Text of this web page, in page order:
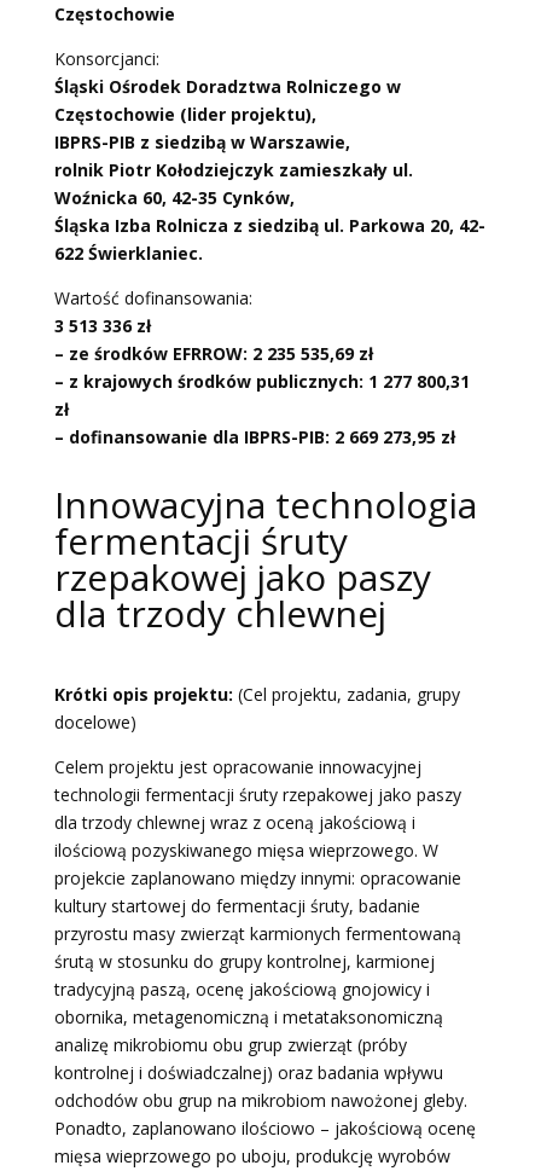
Częstochowie
Konsorcjanci:
Śląski Ośrodek Doradztwa Rolniczego w
Częstochowie (lider projektu),
IBPRS-PIB z siedzibą w Warszawie,
rolnik Piotr Kołodziejczyk zamieszkały ul.
Woźnicka 60, 42-35 Cynków,
Śląska Izba Rolnicza z siedzibą ul. Parkowa 20, 42-
622 Świerklaniec.
Wartość dofinansowania:
3 513 336 zł
– ze środków EFRROW: 2 235 535,69 zł
– z krajowych środków publicznych: 1 277 800,31
zł
– dofinansowanie dla IBPRS-PIB: 2 669 273,95 zł
Innowacyjna technologia
fermentacji śruty
rzepakowej jako paszy
dla trzody chlewnej
Krótki opis projektu: (Cel projektu, zadania, grupy
docelowe)
Celem projektu jest opracowanie innowacyjnej
technologii fermentacji śruty rzepakowej jako paszy
dla trzody chlewnej wraz z oceną jakościową i
ilościową pozyskiwanego mięsa wieprzowego. W
projekcie zaplanowano między innymi: opracowanie
kultury startowej do fermentacji śruty, badanie
przyrostu masy zwierząt karmionych fermentowaną
śrutą w stosunku do grupy kontrolnej, karmionej
tradycyjną paszą, ocenę jakościową gnojowicy i
obornika, metagenomiczną i metataksonomiczną
analizę mikrobiomu obu grup zwierząt (próby
kontrolnej i doświadczalnej) oraz badania wpływu
odchodów obu grup na mikrobiom nawożonej gleby.
Ponadto, zaplanowano ilościowo – jakościową ocenę
mięsa wieprzowego po uboju, produkcję wyrobów